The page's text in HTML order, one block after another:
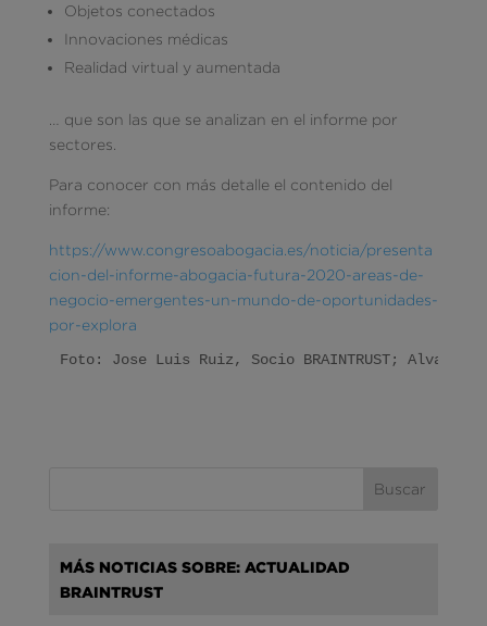
Objetos conectados
Innovaciones médicas
Realidad virtual y aumentada
… que son las que se analizan en el informe por
sectores.
Para conocer con más detalle el contenido del
informe:
https://www.congresoabogacia.es/noticia/presenta
cion-del-informe-abogacia-futura-2020-areas-de-
negocio-emergentes-un-mundo-de-oportunidades-
por-explora
Foto: Jose Luis Ruiz, Socio BRAINTRUST; Alvaro
MÁS NOTICIAS SOBRE: ACTUALIDAD
BRAINTRUST